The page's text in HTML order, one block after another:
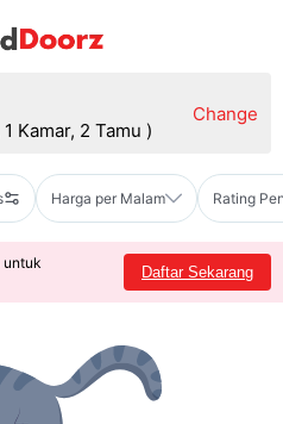
1 Kamar, 2 Tamu )
Change
Harga per Malam Rating
untuk
Daftar Sekarang